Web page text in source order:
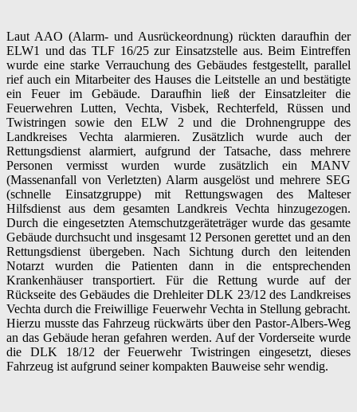
Laut AAO (Alarm- und Ausrückeordnung) rückten daraufhin der
ELW1 und das TLF 16/25 zur Einsatzstelle aus. Beim Eintreffen
wurde eine starke Verrauchung des Gebäudes festgestellt, parallel
rief auch ein Mitarbeiter des Hauses die Leitstelle an und bestätigte
ein Feuer im Gebäude. Daraufhin ließ der Einsatzleiter die
Feuerwehren Lutten, Vechta, Visbek, Rechterfeld, Rüssen und
Twistringen sowie den ELW 2 und die Drohnengruppe des
Landkreises Vechta alarmieren. Zusätzlich wurde auch der
Rettungsdienst alarmiert, aufgrund der Tatsache, dass mehrere
Personen vermisst wurden wurde zusätzlich ein MANV
(Massenanfall von Verletzten) Alarm ausgelöst und mehrere SEG
(schnelle Einsatzgruppe) mit Rettungswagen des Malteser
Hilfsdienst aus dem gesamten Landkreis Vechta hinzugezogen.
Durch die eingesetzten Atemschutzgeräteträger wurde das gesamte
Gebäude durchsucht und insgesamt 12 Personen gerettet und an den
Rettungsdienst übergeben. Nach Sichtung durch den leitenden
Notarzt wurden die Patienten dann in die entsprechenden
Krankenhäuser transportiert. Für die Rettung wurde auf der
Rückseite des Gebäudes die Drehleiter DLK 23/12 des Landkreises
Vechta durch die Freiwillige Feuerwehr Vechta in Stellung gebracht.
Hierzu musste das Fahrzeug rückwärts über den Pastor-Albers-Weg
an das Gebäude heran gefahren werden. Auf der Vorderseite wurde
die DLK 18/12 der Feuerwehr Twistringen eingesetzt, dieses
Fahrzeug ist aufgrund seiner kompakten Bauweise sehr wendig.